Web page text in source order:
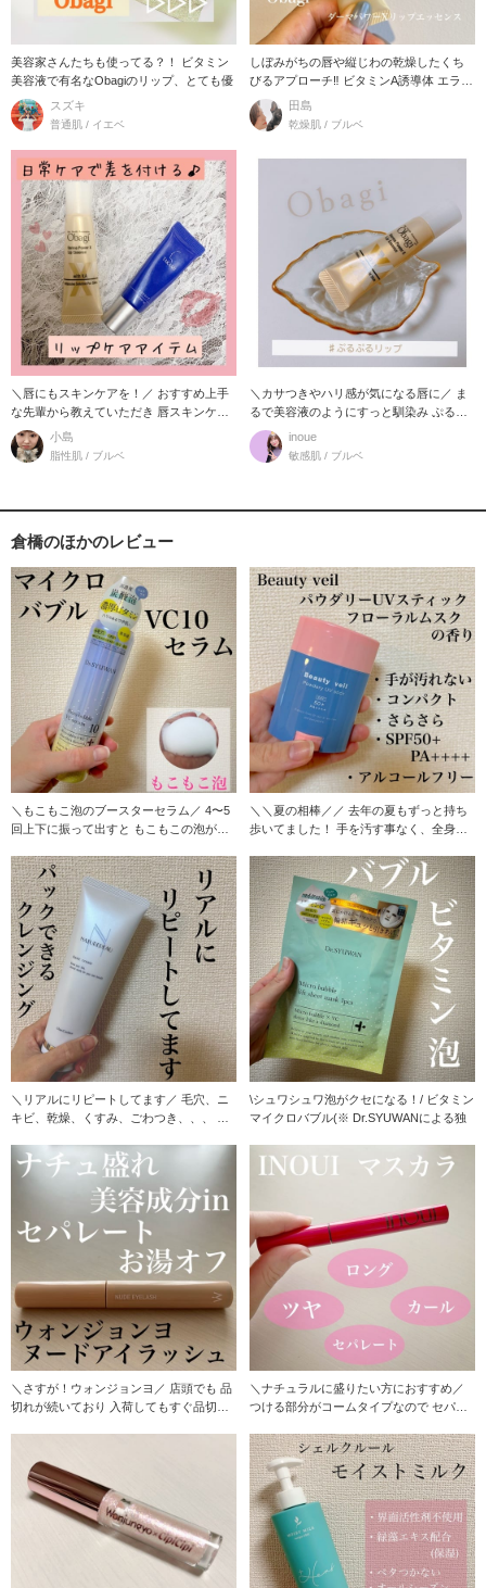
美容家さんたちも使ってる？！ ビタミン
美容液で有名なObagiのリップ、とても優
スズキ
普通肌 / イエベ
しぼみがちの唇や縦じわの乾燥したくち
びるアプローチ‼︎ ビタミンA誘導体 エラス
チン コ
田島
乾燥肌 / ブルベ
＼唇にもスキンケアを！／ おすすめ上手
な先輩から教えていただき 唇スキンケア
始めました
小島
脂性肌 / ブルベ
＼カサつきやハリ感が気になる唇に／ ま
るで美容液のようにすっと馴染み ぷるん
とした
inoue
敏感肌 / ブルベ
倉橋のほかのレビュー
＼もこもこ泡のブースターセラム／ 4〜5
回上下に振って出すと もこもこの泡が出
＼＼夏の相棒／／ 去年の夏もずっと持ち
歩いてました！ 手を汚す事なく、全身使
＼リアルにリピートしてます／ 毛穴、ニ
キビ、乾燥、くすみ、ごわつき、、、 色
\シュワシュワ泡がクセになる！/ ビタミン
マイクロバブル(※ Dr.SYUWANによる独
＼さすが！ウォンジョンヨ／ 店頭でも 品
切れが続いており 入荷してもすぐ品切れ
＼ナチュラルに盛りたい方におすすめ／
つける部分がコームタイプなので セパレ